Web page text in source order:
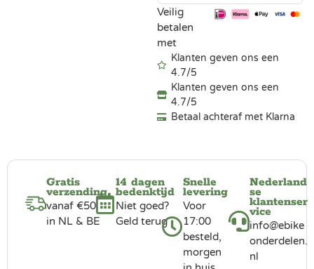
Veilig
betalen
met
Klanten geven ons een
4.7/5
Klanten geven ons een
4.7/5
Betaal achteraf met Klarna
Gratis
verzending
vanaf €50
in NL & BE
14 dagen
bedenktijd
Niet goed?
Geld terug
Snelle
levering
Voor
17:00
besteld,
morgen
Nederland
se
klantenser
vice
info@ebike
onderdelen.
nl